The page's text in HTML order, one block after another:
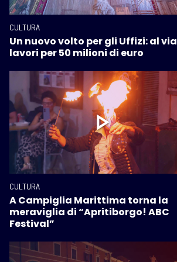
CULTURA
Un nuovo volto per gli Uffizi: al via
lavori per 50 milioni di euro
CULTURA
A Campiglia Marittima torna la
meraviglia di “Apritiborgo! ABC
Festival”